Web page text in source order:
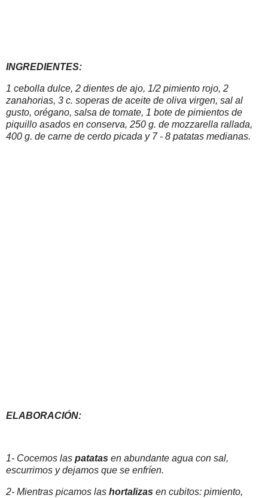
INGREDIENTES:
1 cebolla dulce, 2 dientes de ajo, 1/2 pimiento rojo, 2
zanahorias, 3 c. soperas de aceite de oliva virgen, sal al
gusto, orégano, salsa de tomate, 1 bote de pimientos de
piquillo asados en conserva, 250 g. de mozzarella rallada,
400 g. de carne de cerdo picada y 7 - 8 patatas medianas.
ELABORACIÓN:
1- Cocemos las patatas en abundante agua con sal,
escurrimos y dejamos que se enfríen.
2- Mientras picamos las hortalizas en cubitos: pimiento,